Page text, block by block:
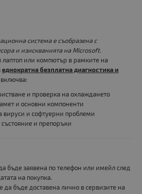
система е съобразена с
и изискванията на Microsoft.
лаптоп или компютър в рамките на
еднократна безплатна диагностика и
включва:
и проверка на охлаждането
и основни компоненти
вируси и софтуерни проблеми
състояние и препоръки
бъде заявена по телефон или имейл след
на покупка.
да бъде доставена лично в сервизите на